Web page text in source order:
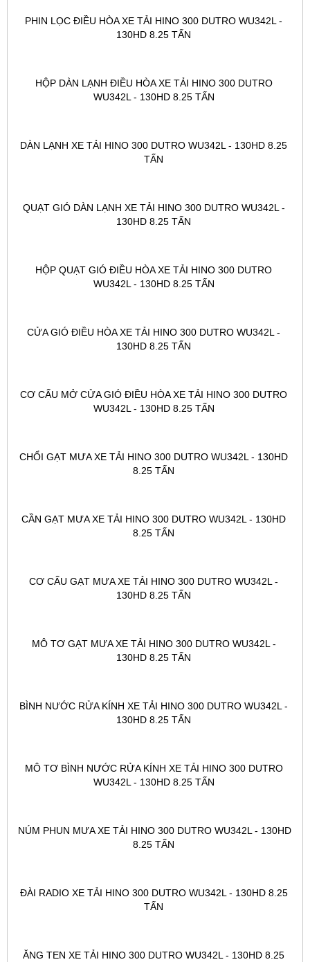
PHIN LỌC ĐIỀU HÒA XE TẢI HINO 300 DUTRO WU342L -
130HD 8.25 TẤN
HỘP DÀN LẠNH ĐIỀU HÒA XE TẢI HINO 300 DUTRO
WU342L - 130HD 8.25 TẤN
DÀN LẠNH XE TẢI HINO 300 DUTRO WU342L - 130HD 8.25
TẤN
QUẠT GIÓ DÀN LẠNH XE TẢI HINO 300 DUTRO WU342L -
130HD 8.25 TẤN
HỘP QUẠT GIÓ ĐIỀU HÒA XE TẢI HINO 300 DUTRO
WU342L - 130HD 8.25 TẤN
CỬA GIÓ ĐIỀU HÒA XE TẢI HINO 300 DUTRO WU342L -
130HD 8.25 TẤN
CƠ CẤU MỞ CỬA GIÓ ĐIỀU HÒA XE TẢI HINO 300 DUTRO
WU342L - 130HD 8.25 TẤN
CHỔI GẠT MƯA XE TẢI HINO 300 DUTRO WU342L - 130HD
8.25 TẤN
CẦN GẠT MƯA XE TẢI HINO 300 DUTRO WU342L - 130HD
8.25 TẤN
CƠ CẤU GẠT MƯA XE TẢI HINO 300 DUTRO WU342L -
130HD 8.25 TẤN
MÔ TƠ GẠT MƯA XE TẢI HINO 300 DUTRO WU342L -
130HD 8.25 TẤN
BÌNH NƯỚC RỬA KÍNH XE TẢI HINO 300 DUTRO WU342L -
130HD 8.25 TẤN
MÔ TƠ BÌNH NƯỚC RỬA KÍNH XE TẢI HINO 300 DUTRO
WU342L - 130HD 8.25 TẤN
NÚM PHUN MƯA XE TẢI HINO 300 DUTRO WU342L - 130HD
8.25 TẤN
ĐÀI RADIO XE TẢI HINO 300 DUTRO WU342L - 130HD 8.25
TẤN
ĂNG TEN XE TẢI HINO 300 DUTRO WU342L - 130HD 8.25